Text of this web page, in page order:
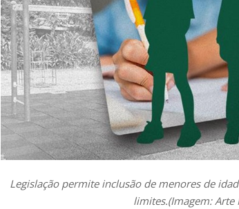
Legislação permite inclusão de menores de
limites.(Imagem: Arte